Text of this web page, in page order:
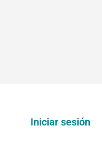
Iniciar sesión